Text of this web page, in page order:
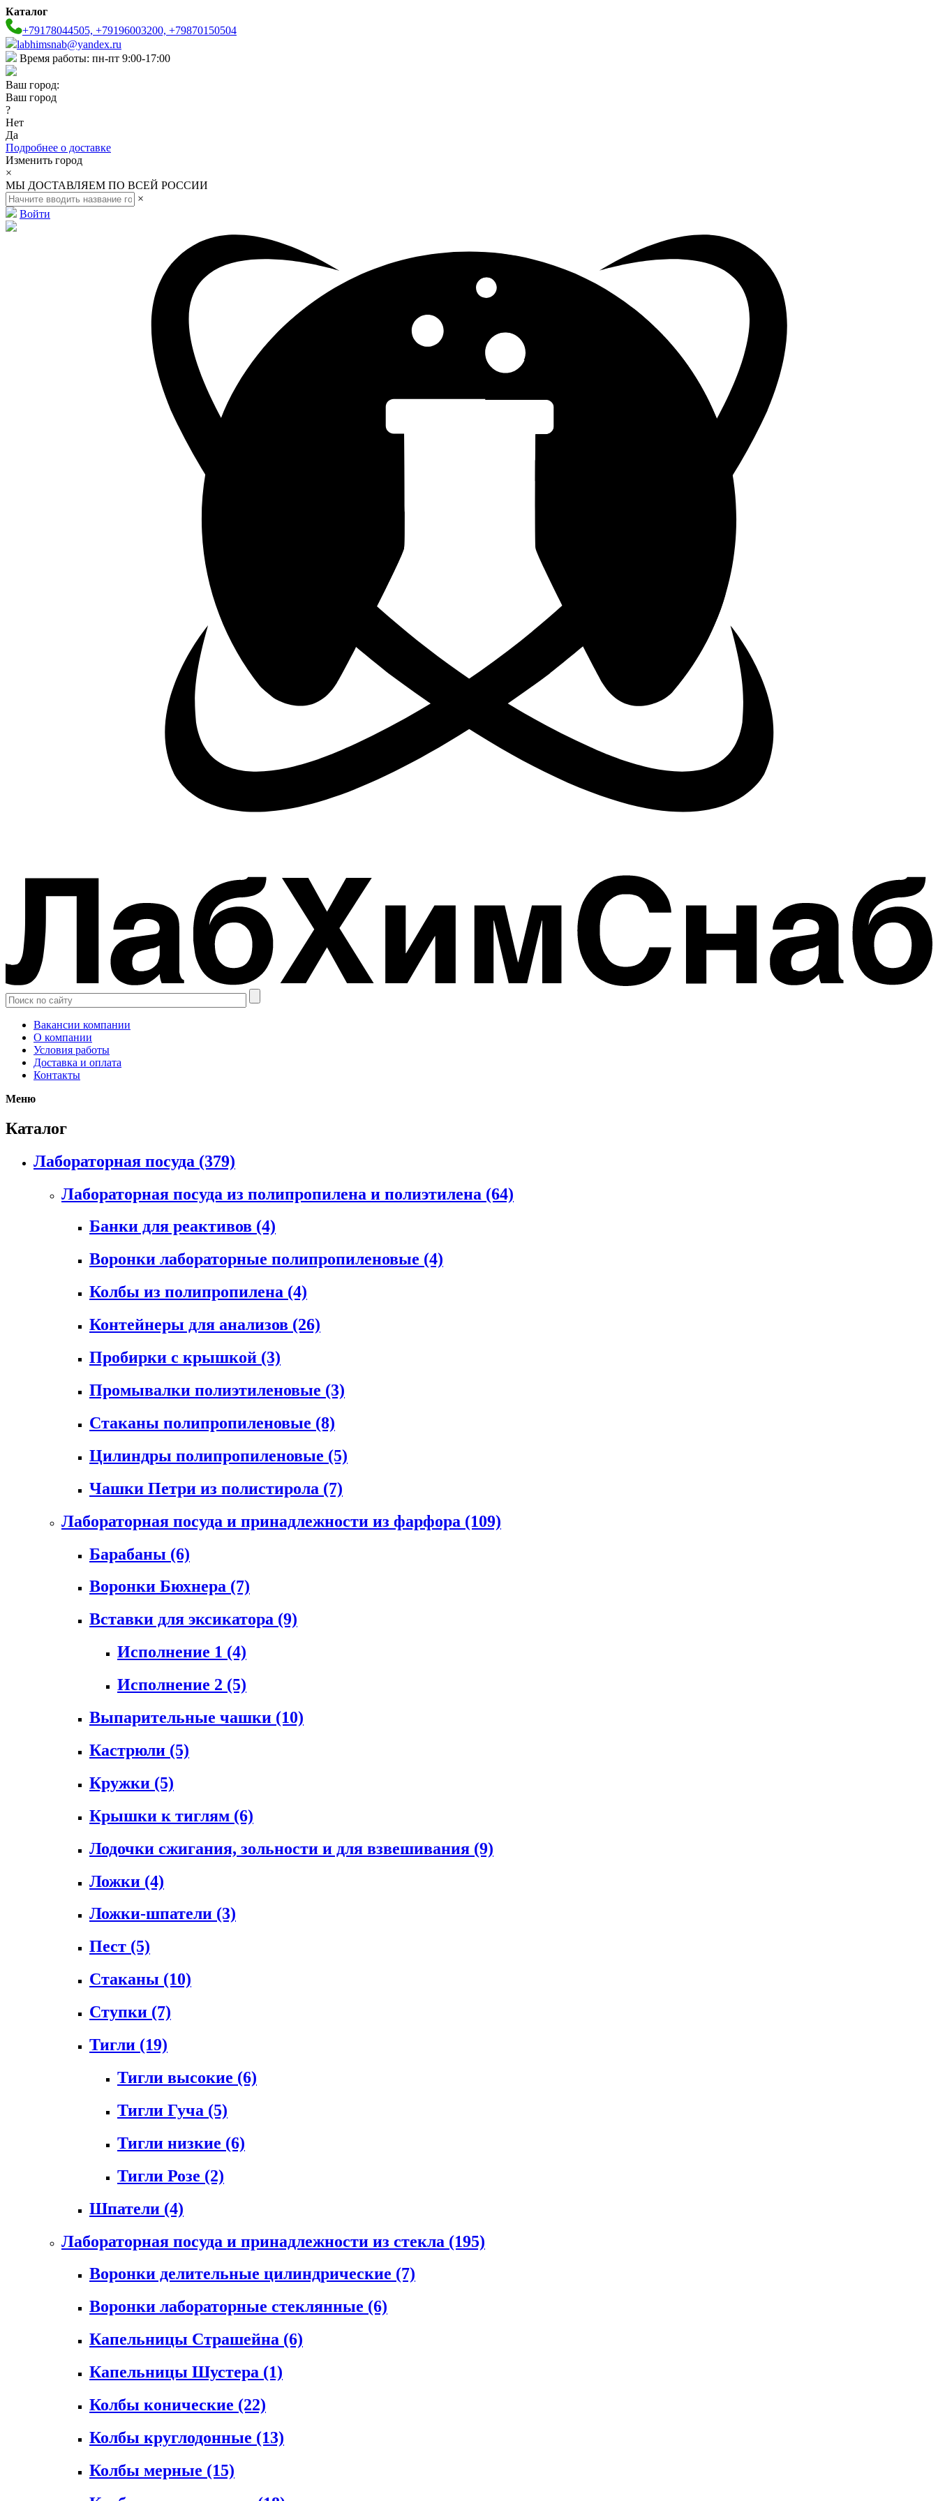
Каталог
+79178044505, +79196003200, +79870150504
labhimsnab@yandex.ru
Время работы: пн-пт 9:00-17:00
Ваш город:
Ваш город
?
Нет
Да
Подробнее о доставке
Изменить город
×
МЫ ДОСТАВЛЯЕМ ПО ВСЕЙ РОССИИ
×
Войти
Вакансии компании
О компании
Условия работы
Доставка и оплата
Контакты
Меню
Каталог
Лабораторная посуда (379)
Лабораторная посуда из полипропилена и полиэтилена (64)
Банки для реактивов (4)
Воронки лабораторные полипропиленовые (4)
Колбы из полипропилена (4)
Контейнеры для анализов (26)
Пробирки с крышкой (3)
Промывалки полиэтиленовые (3)
Стаканы полипропиленовые (8)
Цилиндры полипропиленовые (5)
Чашки Петри из полистирола (7)
Лабораторная посуда и принадлежности из фарфора (109)
Барабаны (6)
Воронки Бюхнера (7)
Вставки для эксикатора (9)
Исполнение 1 (4)
Исполнение 2 (5)
Выпарительные чашки (10)
Кастрюли (5)
Кружки (5)
Крышки к тиглям (6)
Лодочки сжигания, зольности и для взвешивания (9)
Ложки (4)
Ложки-шпатели (3)
Пест (5)
Стаканы (10)
Ступки (7)
Тигли (19)
Тигли высокие (6)
Тигли Гуча (5)
Тигли низкие (6)
Тигли Розе (2)
Шпатели (4)
Лабораторная посуда и принадлежности из стекла (195)
Воронки делительные цилиндрические (7)
Воронки лабораторные стеклянные (6)
Капельницы Страшейна (6)
Капельницы Шустера (1)
Колбы конические (22)
Колбы круглодонные (13)
Колбы мерные (15)